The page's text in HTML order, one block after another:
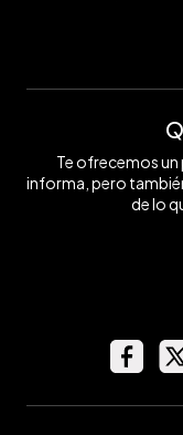
Te ofrecemos
informa, pero
de lo